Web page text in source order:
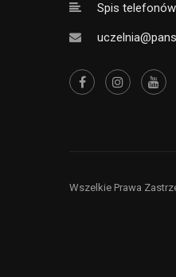
Spis telefonów
Wszelkie Prawa